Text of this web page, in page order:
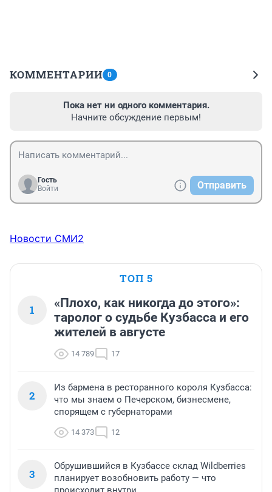
КОММЕНТАРИИ 0
Пока нет ни одного комментария.
Начните обсуждение первым!
Гость
Войти
Отправить
Новости СМИ2
ТОП 5
1
«Плохо, как никогда до этого»:
таролог о судьбе Кузбасса и его
жителей в августе
14 789 17
2
Из бармена в ресторанного короля Кузбасса:
что мы знаем о Печерском, бизнесмене,
спорящем с губернаторами
14 373 12
3
Обрушившийся в Кузбассе склад Wildberries
планирует возобновить работу — что